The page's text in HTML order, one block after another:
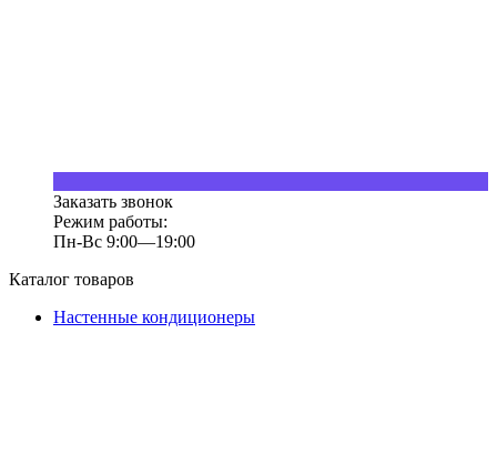
Заказать звонок
Режим работы:
Пн-Вс 9:00—19:00
Каталог товаров
Настенные кондиционеры